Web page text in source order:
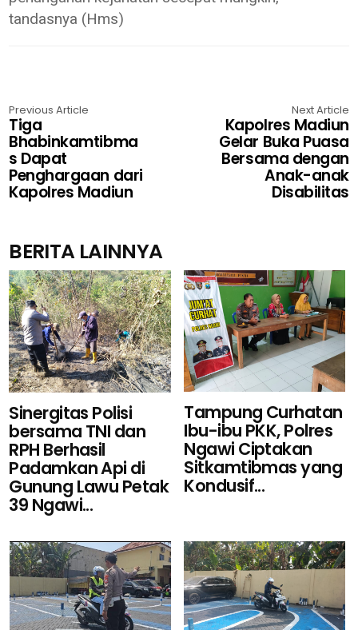
tandasnya (Hms)
Previous Article
Tiga
Bhabinkamtibma
s Dapat
Penghargaan dari
Kapolres Madiun
Next Article
Kapolres Madiun
Gelar Buka Puasa
Bersama dengan
Anak-anak
Disabilitas
BERITA LAINNYA
Sinergitas Polisi
bersama TNI dan
RPH Berhasil
Padamkan Api di
Gunung Lawu Petak
39 Ngawi...
Tampung Curhatan
Ibu-ibu PKK, Polres
Ngawi Ciptakan
Sitkamtibmas yang
Kondusif...